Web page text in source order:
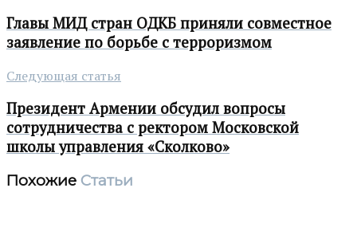
Главы МИД стран ОДКБ приняли совместное
заявление по борьбе с терроризмом
Следующая статья
Президент Армении обсудил вопросы
сотрудничества с ректором Московской
школы управления «Сколково»
Похожие Статьи